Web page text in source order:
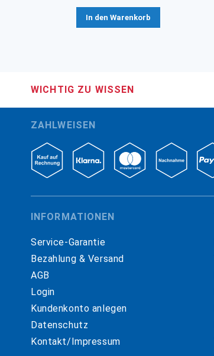
In den Warenkorb
WICHTIG ZU WISSEN
ZAHLWEISEN
INFORMATIONEN
Service-Garantie
Bezahlung & Versand
AGB
Login
Kundenkonto anlegen
Datenschutz
Kontakt/Impressum